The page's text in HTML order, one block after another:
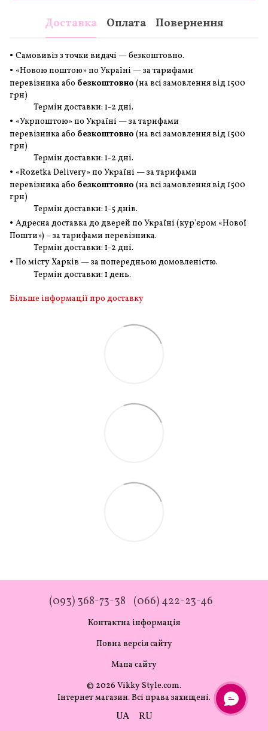
Доставка Оплата Повернення
• Самовивіз з точки видачі — безкоштовно.
• «Новою поштою» по Україні — за тарифами
перевізника або безкоштовно (на всі замовленнявід 1500
грн)
Термін доставки: 1-2 дні.
• «Укрпоштою» по Україні — за тарифами
перевізника або безкоштовно (на всі замовленнявід 1500
грн)
Термін доставки: 1-2 дні.
• «Rozetka Delivery» по Україні — за тарифами
перевізника або безкоштовно (на всі замовленнявід 1500
грн)
Термін доставки: 1-5 днів.
• Адресна доставка до дверей по Україні (кур'єром «Нової
Пошти») – за тарифами перевізника.
Термін доставки: 1-2 дні.
• По місту Харків — за попередньою домовленістю.
Термін доставки: 1 день.
Більше інформації про доставку
(093) 368-73-38 (066) 422-23-46
Контактна інформація
Повна версія сайту
Мапа сайту
© 2026 Vikky Style.com.
Інтернет магазин. Всі права захищені.
UA RU